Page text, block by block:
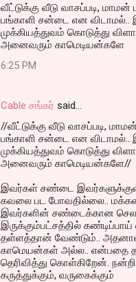
வீட்டுக்கு வீடு வாசப்படி,
பங்காளி சன்டை என விடாமல்..
முக்கியத்துவம் கொடுத்து
அனைவரும் காமெடியன்களே
6:25 PM
Cable சங்கர் said…
//வீட்டுக்கு வீடு வாசப்படி,
பங்காளி சன்டை என விடாமல்..
முக்கியத்துவம் கொடுத்து
அனைவரும் காமெடியன்களே//
இவர்கள் சண்டை இவர்களுக்குள்
கவலை பட போவதில்லை..
இவர்களின் சண்டைக்கான
இருக்கும்பட்சத்தில் கண்டிப்பாய்
தள்ளத்தான் வேண்டும்..
காமெயன்கள் அல்ல.. என்பதை
தெரிவித்து கொள்கிறேன்.
கருத்துக்கும், வருகைக்கும்